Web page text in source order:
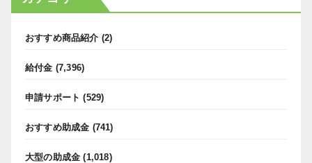
おすすめ商品紹介 (2)
給付金 (7,396)
申請サポート (529)
おすすめ助成金 (741)
大型の助成金 (1,018)